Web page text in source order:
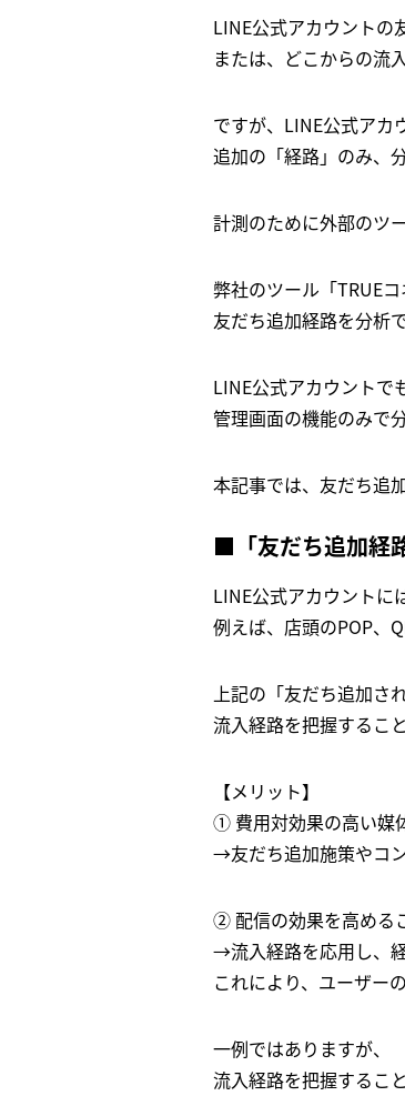
LINE公式アカウントの
または、どこからの流
ですが、LINE公式アカ
追加の「経路」のみ、
計測のために外部のツ
弊社のツール「TRUEコ
友だち追加経路を分析
LINE公式アカウントで
管理画面の機能のみで
本記事では、友だち追
■「友だち追加経
LINE公式アカウントに
例えば、店頭のPOP、
上記の「友だち追加さ
流入経路を把握するこ
【メリット】
① 費用対効果の高い媒
→友だち追加施策やコ
② 配信の効果を高める
→流入経路を応用し、
これにより、ユーザー
一例ではありますが、
流入経路を把握するこ